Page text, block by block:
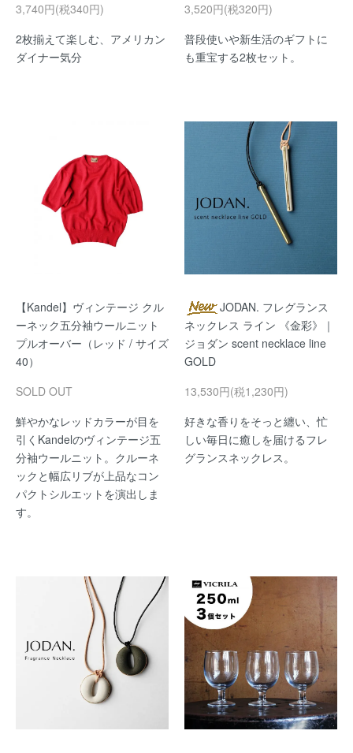
3,740円(税340円)
2枚揃えて楽しむ、アメリカン
ダイナー気分
3,520円(税320円)
普段使いや新生活のギフトに
も重宝する2枚セット。
【Kandel】ヴィンテージ クル
ーネック五分袖ウールニット
プルオーバー（レッド / サイズ
40）
SOLD OUT
鮮やかなレッドカラーが目を
引くKandelのヴィンテージ五
分袖ウールニット。クルーネ
ックと幅広リブが上品なコン
パクトシルエットを演出しま
す。
JODAN. フレグランス
ネックレス ライン 《金彩》｜
ジョダン scent necklace line
GOLD
13,530円(税1,230円)
好きな香りをそっと纏い、忙
しい毎日に癒しを届けるフレ
グランスネックレス。